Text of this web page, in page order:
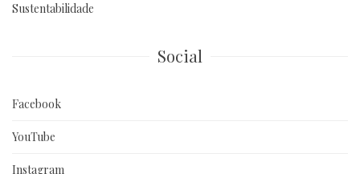
Sustentabilidade
Social
Facebook
YouTube
Instagram